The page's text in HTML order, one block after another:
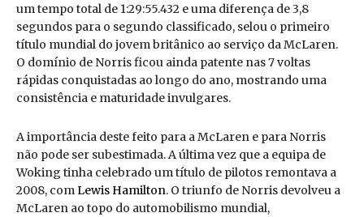
um tempo total de 1:29:55.432 e uma diferença de 3,8
segundos para o segundo classificado, selou o primeiro
título mundial do jovem britânico ao serviço da McLaren.
O domínio de Norris ficou ainda patente nas 7 voltas
rápidas conquistadas ao longo do ano, mostrando uma
consistência e maturidade invulgares.
A importância deste feito para a McLaren e para Norris
não pode ser subestimada. A última vez que a equipa de
Woking tinha celebrado um título de pilotos remontava a
2008, comLewis Hamilton. O triunfo de Norris devolveu a
McLaren ao topo do automobilismo mundial,